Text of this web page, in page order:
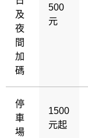
及
夜
間
加
碼
500
元
停
車
場
1500
元起